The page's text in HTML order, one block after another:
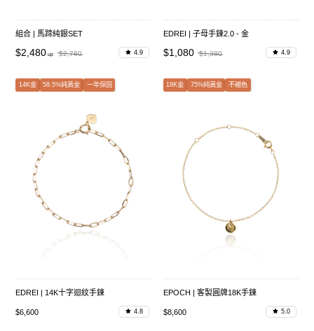
組合 | 馬蹄純銀SET
$2,480 $2,780 4.9
EDREI | 子母手鍊2.0 - 金
$1,080 $1,380 4.9
14K金 58.5%純黃金 一年保固
EDREI | 14K十字迴紋手鍊
$6,600 4.8
18K金 75%純黃金 不褪色
EPOCH | 客製圓牌18K手鍊
$8,600 5.0